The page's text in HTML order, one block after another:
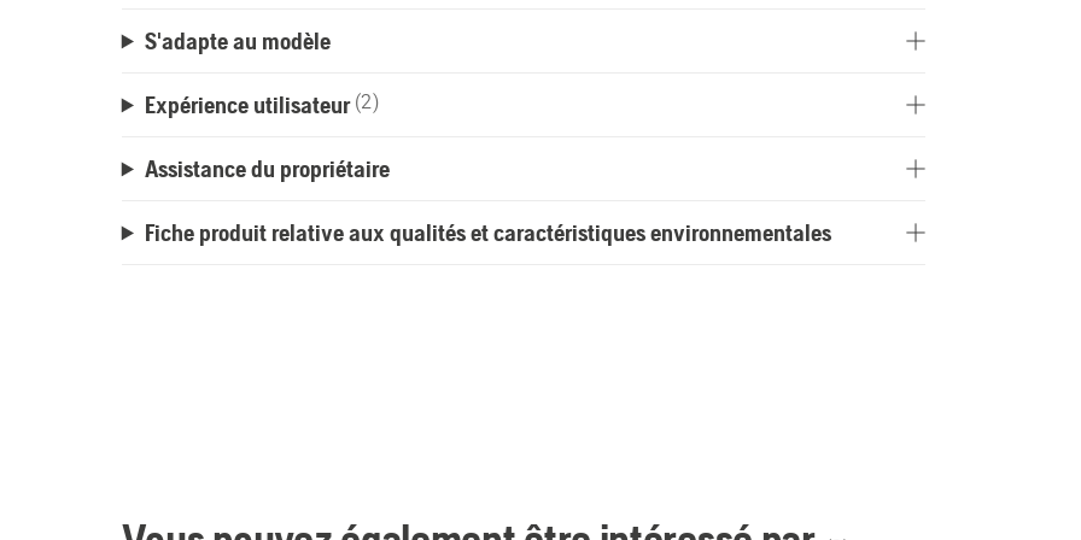
S'adapte au modèle
Expérience utilisateur (2)
Assistance du propriétaire
Fiche produit relative aux qualités et caractéristiques environnementales